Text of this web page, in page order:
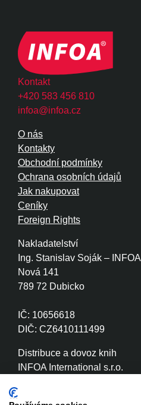
Kontakt
+420 583 456 810
infoa@infoa.cz
Nakladatelství
Ing. Stanislav Soják – INFOA
Nová 141
789 72 Dubicko
IČ: 10656618
DIČ: CZ6410111499
Distribuce a dovoz knih
INFOA International s.r.o.
O nás
Kontakty
Obchodní podmínky
Ochrana osobních údajů
Jak nakupovat
Ceníky
Foreign Rights